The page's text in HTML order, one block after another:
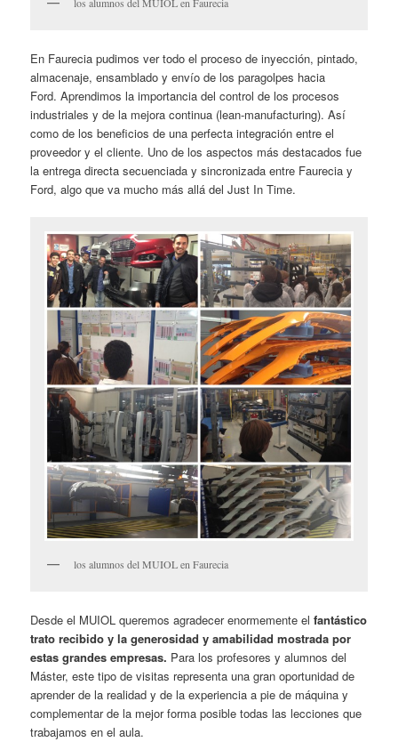
En Faurecia pudimos ver todo el proceso de inyección, pintado,
almacenaje, ensamblado y envío de los paragolpes hacia
Ford. Aprendimos la importancia del control de los procesos
industriales y de la mejora continua (lean-manufacturing). Así
como de los beneficios de una perfecta integración entre el
proveedor y el cliente. Uno de los aspectos más destacados fue
la entrega directa secuenciada y sincronizada entre Faurecia y
Ford, algo que va mucho más allá del Just In Time.
los alumnos del MUIOL en Faurecia
Desde el MUIOL queremos agradecer enormemente elfantástico
trato recibido y la generosidad y amabilidad mostrada por
estas grandes empresas. Para los profesores y alumnos del
Máster, este tipo de visitas representa una gran oportunidad de
aprender de la realidad y de la experiencia a pie de máquina y
complementar de la mejor forma posible todas las lecciones que
trabajamos en el aula.